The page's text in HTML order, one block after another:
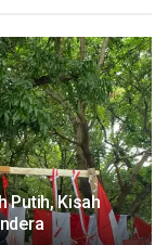
Putih, Kisah